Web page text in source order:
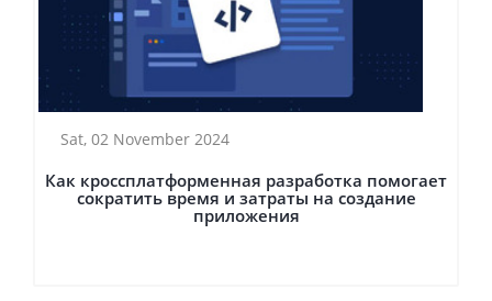
Sat, 02 November 2024
Как кроссплатформенная разработка помогает
сократить время и затраты на создание
приложения